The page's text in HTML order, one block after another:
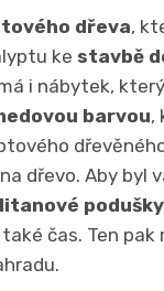
dřeva,
ke stavbě
i nábytek,
barvou,
dřevo. Aby byl
čas. Ten